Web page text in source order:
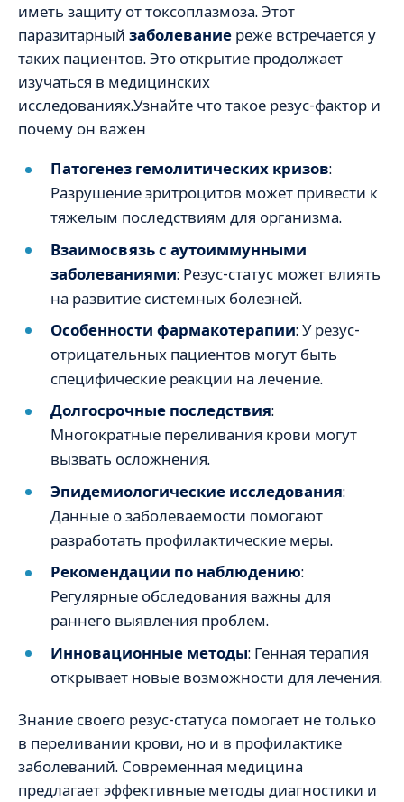
иметь защиту от токсоплазмоза. Этот
паразитарный заболевание реже встречается у
таких пациентов. Это открытие продолжает
изучаться в медицинских
исследованиях.Узнайте что такое резус-фактор и
почему он важен
Патогенез гемолитических кризов:
Разрушение эритроцитов может привести к
тяжелым последствиям для организма.
Взаимосвязь с аутоиммунными
заболеваниями: Резус-статус может влиять
на развитие системных болезней.
Особенности фармакотерапии: У резус-
отрицательных пациентов могут быть
специфические реакции на лечение.
Долгосрочные последствия:
Многократные переливания крови могут
вызвать осложнения.
Эпидемиологические исследования:
Данные о заболеваемости помогают
разработать профилактические меры.
Рекомендации по наблюдению:
Регулярные обследования важны для
раннего выявления проблем.
Инновационные методы: Генная терапия
открывает новые возможности для лечения.
Знание своего резус-статуса помогает не только
в переливании крови, но и в профилактике
заболеваний. Современная медицина
предлагает эффективные методы диагностики и